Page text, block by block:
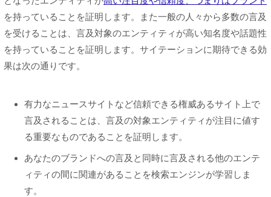
を持っていることを証明します。また一般の人々から多数の言及
を受けることは、言及対象のエンティティが高い知名度や話題性
を持っていることを証明します。サイテーションに期待できる効
果は次の通りです。
有力なニュースサイトなど信頼できる権威あるサイト上で
言及されることは、言及の対象エンティティが注目に値す
る重要なものであることを証明します。
あなたのブランドへの言及と同時に言及される他のエンテ
ィティの間に関連があることを検索エンジンが学習しま
す。